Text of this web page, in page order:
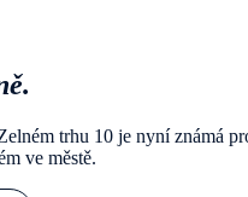
trhu 10 je nyní známá
ve městě.